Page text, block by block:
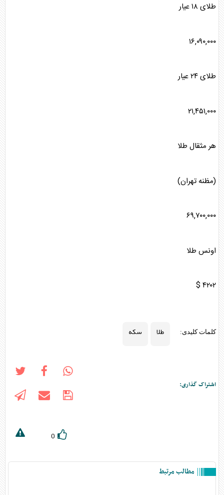
طلای ۱۸ عیار
۱۶,۰۹۰,۰۰۰
طلای ۲۴ عیار
۲۱,۴۵۱,۰۰۰
هر مثقال طلا
(مظنه تهران)
۶۹,۷۰۰,۰۰۰
اونس طلا
۴۲۰۲ $
کلمات کلیدی: طلا سکه
اشتراک گذاری:
0
مطالب مرتبط